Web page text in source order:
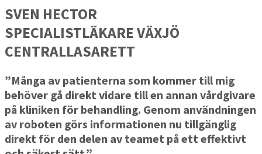
SVEN HECTOR
SPECIALISTLÄKARE VÄXJÖ
CENTRALLASARETT
”Många av patienterna som kommer till mig
behöver gå direkt vidare till en annan vårdgivare
på kliniken för behandling. Genom användningen
av roboten görs informationen nu tillgänglig
direkt för den delen av teamet på ett effektivt